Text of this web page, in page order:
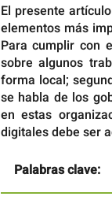
El presente
elementos más
Para cumplir con
sobre algunos
forma local;
se habla de los
en estas
digitales debe ser
Palabras clave: